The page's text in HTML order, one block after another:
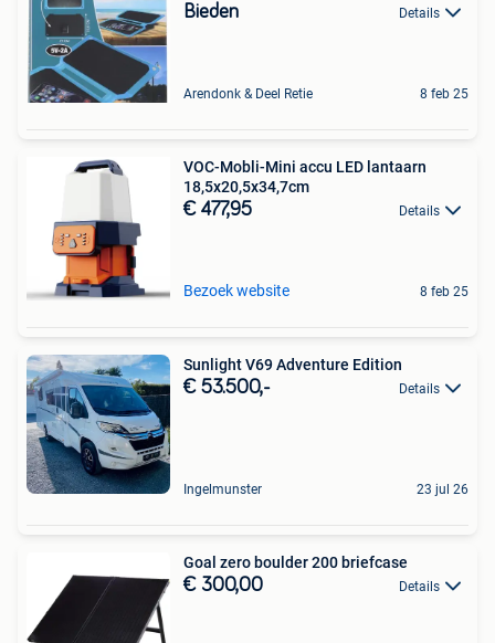
Bieden Details
Arendonk & Deel Retie 8 feb 25
VOC-Mobli-Mini accu LED lantaarn
18,5x20,5x34,7cm
€ 477,95 Details
Bezoek website 8 feb 25
Sunlight V69 Adventure Edition
€ 53.500,- Details
Ingelmunster 23 jul 26
Goal zero boulder 200 briefcase
€ 300,00 Details